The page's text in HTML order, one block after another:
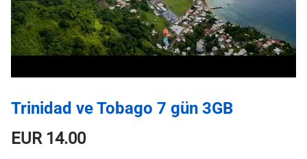
Trinidad ve Tobago 7 gün 3GB
EUR14.00